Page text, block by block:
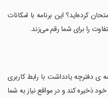
کرده‌اید؟ این برنامه با امکانات
را برای شما رقم می‌زند.
ی دفترچه یادداشت با رابط کاربری
خود ذخیره کند و در مواقع نیاز به شما